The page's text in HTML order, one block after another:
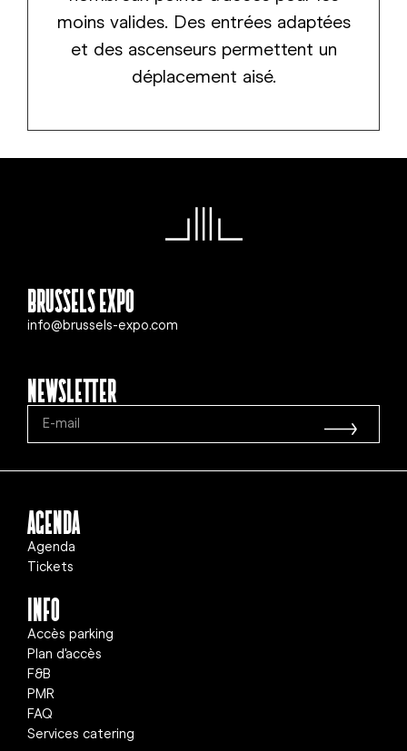
moins valides. Des entrées adaptées
et des ascenseurs permettent un
déplacement aisé.
Brussels Expo
info@brussels-expo.com
Newsletter
Agenda
Agenda
Tickets
info
Accès parking
Plan d'accès
F&B
PMR
FAQ
Services catering